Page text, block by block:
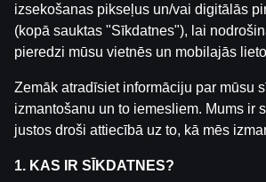
Šai spēlei nav pieejama demo
pieslēdzies, lai spēlētu ar
Pieslēgties
izsekošanas pikseļus un/vai digitālās
(kopā sauktas "Sīkdatnes"), lai
pieredzi mūsu vietnēs un mobilajās
Zemāk atradīsiet informāciju par mūsu
izmantošanu un to iemesliem. Mums ir
justos droši attiecībā uz to, kā mēs
1. KAS IR SĪKDATNES?